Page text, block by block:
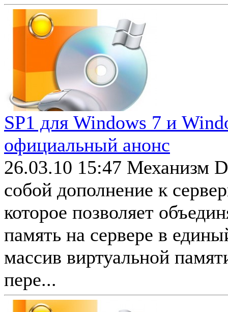
SP1 для Windows 7 и
официальный анонс
26.03.10 15:47 Механизм
собой дополнение к
которое позволяет
память на сервере в
массив виртуальной
пере...